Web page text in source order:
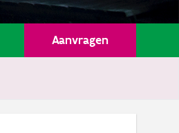
Aanvragen